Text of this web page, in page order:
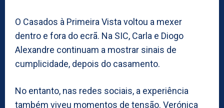
O Casados à Primeira Vista voltou a mexer
dentro e fora do ecrã. Na SIC, Carla e Diogo
Alexandre continuam a mostrar sinais de
cumplicidade, depois do casamento.
No entanto, nas redes sociais, a experiência
também viveu momentos de tensão. Verónica